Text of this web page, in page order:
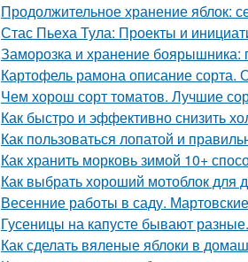
Продолжительное хранение яблок:
Стас Пьеха Тула: Проекты и
Заморозка и хранение
Картофель рамона описание сорта.
Чем хорош сорт томатов. Лучшие
Как быстро и эффективно снизить
Как пользоваться лопатой и
Как хранить морковь зимой 10+
Как выбрать хороший мотоблок для
Весенние работы в саду.
Гусеницы на капусте бывают
Как сделать вяленые яблоки в